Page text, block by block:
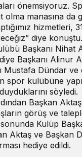
önemsiyoruz.
olma manasına da
hizmetleri,
diye konuştu.
Başkanı Nihat
Başkanı Alinur
Mustafa Dündar
spor kulübüne
söyledi.
Başkan
görüş ve
Kulüp
Aktaş ve Başkan
hediye edildi.